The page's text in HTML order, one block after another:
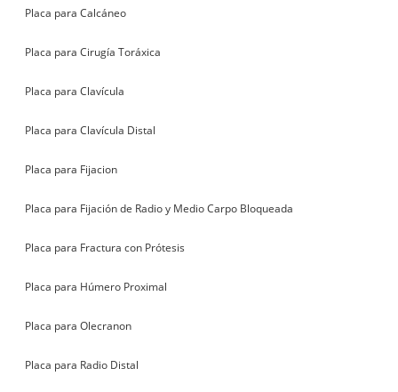
Placa para Calcáneo
Placa para Cirugía Toráxica
Placa para Clavícula
Placa para Clavícula Distal
Placa para Fijacion
Placa para Fijación de Radio y Medio Carpo Bloqueada
Placa para Fractura con Prótesis
Placa para Húmero Proximal
Placa para Olecranon
Placa para Radio Distal